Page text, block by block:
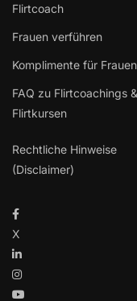
Flirtcoach
Frauen verführen
Komplimente für Frauen
FAQ zu Flirtcoachings &
Flirtkursen
Rechtliche Hinweise
(Disclaimer)
X